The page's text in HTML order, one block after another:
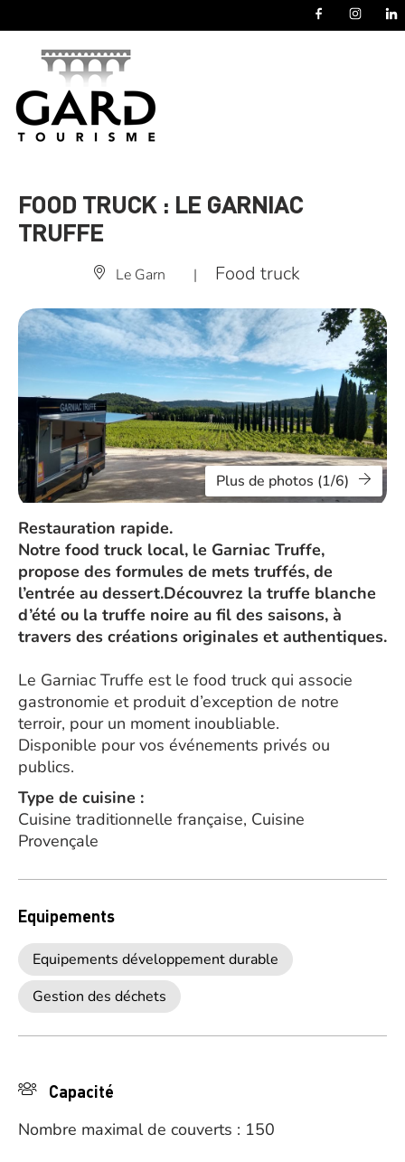
FOOD TRUCK : LE GARNIAC
TRUFFE
Le Garn | Food truck
Plus de photos (1/6)
Restauration rapide.
Notre food truck local, le Garniac Truffe,
propose des formules de mets truffés, de
l’entrée au dessert.Découvrez la truffe blanche
d’été ou la truffe noire au fil des saisons, à
travers des créations originales et authentiques.
Le Garniac Truffe est le food truck qui associe
gastronomie et produit d’exception de notre
terroir, pour un moment inoubliable.
Disponible pour vos événements privés ou
publics.
Type de cuisine :
Cuisine traditionnelle française, Cuisine
Provençale
Equipements
Equipements développement durable
Gestion des déchets
Capacité
Nombre maximal de couverts : 150